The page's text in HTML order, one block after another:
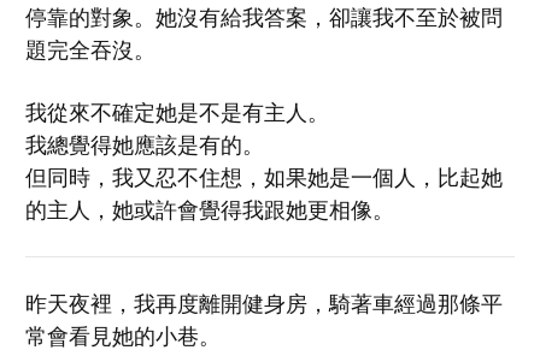
停靠的對象。她沒有給我答案，卻讓我不至於被問
題完全吞沒。
我從來不確定她是不是有主人。
我總覺得她應該是有的。
但同時，我又忍不住想，如果她是一個人，比起她
的主人，她或許會覺得我跟她更相像。
昨天夜裡，我再度離開健身房，騎著車經過那條平
常會看見她的小巷。